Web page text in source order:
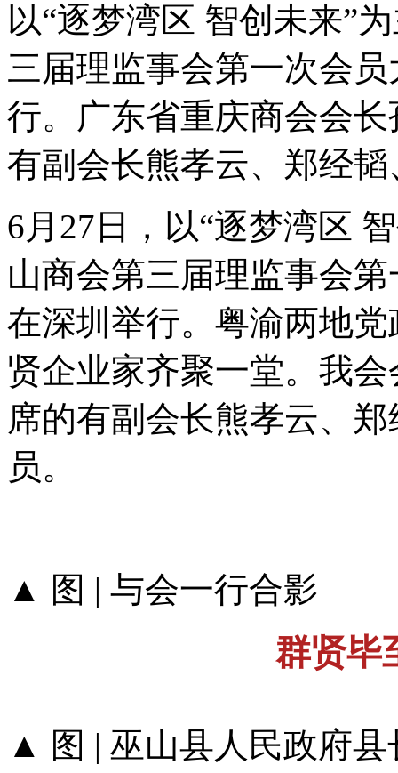
以“逐梦湾区 智创未来”
三届理监事会第一次会
行。广东省重庆商会会
有副会长熊孝云、郑经
6月27日，以“逐梦湾区
山商会第三届理监事会
在深圳举行。粤渝两地
贤企业家齐聚一堂。我
席的有副会长熊孝云、
员。
▲ 图 | 与会一行合影
群贤毕
▲ 图 | 巫山县人民政府